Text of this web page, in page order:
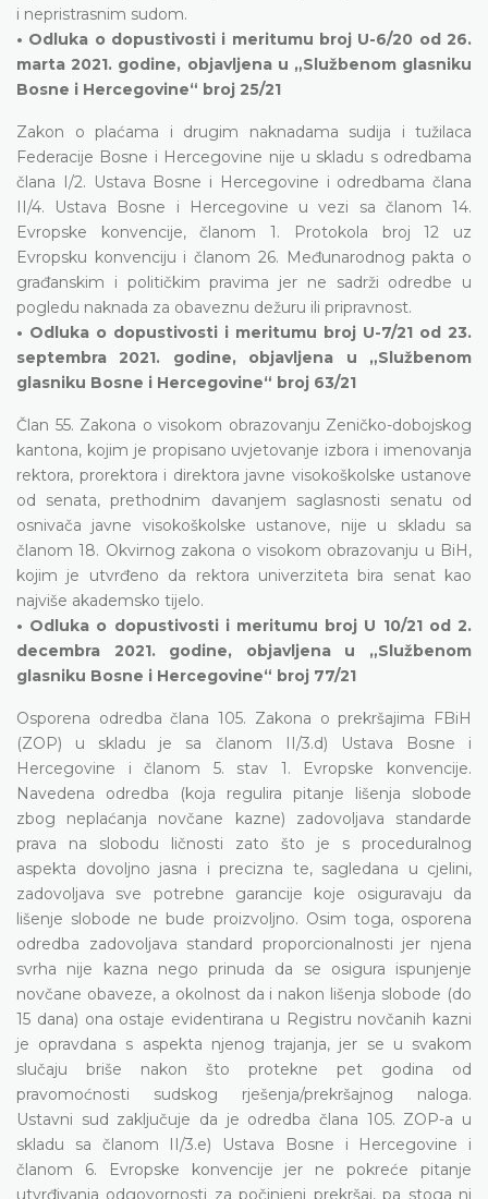
i nepristrasnim sudom.
• Odluka o dopustivosti i meritumu broj U-6/20 od 26.
marta 2021. godine, objavljena u „Službenom glasniku
Bosne i Hercegovine“ broj 25/21
Zakon o plaćama i drugim naknadama sudija i tužilaca
Federacije Bosne i Hercegovine nije u skladu s odredbama
člana I/2. Ustava Bosne i Hercegovine i odredbama člana
II/4. Ustava Bosne i Hercegovine u vezi sa članom 14.
Evropske konvencije, članom 1. Protokola broj 12 uz
Evropsku konvenciju i članom 26. Međunarodnog pakta o
građanskim i političkim pravima jer ne sadrži odredbe u
pogledu naknada za obaveznu dežuru ili pripravnost.
• Odluka o dopustivosti i meritumu broj U-7/21 od 23.
septembra 2021. godine, objavljena u „Službenom
glasniku Bosne i Hercegovine“ broj 63/21
Član 55. Zakona o visokom obrazovanju Zeničko-dobojskog
kantona, kojim je propisano uvjetovanje izbora i imenovanja
rektora, prorektora i direktora javne visokoškolske ustanove
od senata, prethodnim davanjem saglasnosti senatu od
osnivača javne visokoškolske ustanove, nije u skladu sa
članom 18. Okvirnog zakona o visokom obrazovanju u BiH,
kojim je utvrđeno da rektora univerziteta bira senat kao
najviše akademsko tijelo.
• Odluka o dopustivosti i meritumu broj U 10/21 od 2.
decembra 2021. godine, objavljena u „Službenom
glasniku Bosne i Hercegovine“ broj 77/21
Osporena odredba člana 105. Zakona o prekršajima FBiH
(ZOP) u skladu je sa članom II/3.d) Ustava Bosne i
Hercegovine i članom 5. stav 1. Evropske konvencije.
Navedena odredba (koja regulira pitanje lišenja slobode
zbog neplaćanja novčane kazne) zadovoljava standarde
prava na slobodu ličnosti zato što je s proceduralnog
aspekta dovoljno jasna i precizna te, sagledana u cjelini,
zadovoljava sve potrebne garancije koje osiguravaju da
lišenje slobode ne bude proizvoljno. Osim toga, osporena
odredba zadovoljava standard proporcionalnosti jer njena
svrha nije kazna nego prinuda da se osigura ispunjenje
novčane obaveze, a okolnost da i nakon lišenja slobode (do
15 dana) ona ostaje evidentirana u Registru novčanih kazni
je opravdana s aspekta njenog trajanja, jer se u svakom
slučaju briše nakon što protekne pet godina od
pravomoćnosti sudskog rješenja/prekršajnog naloga.
Ustavni sud zaključuje da je odredba člana 105. ZOP-a u
skladu sa članom II/3.e) Ustava Bosne i Hercegovine i
članom 6. Evropske konvencije jer ne pokreće pitanje
utvrđivanja odgovornosti za počinjeni prekršaj, pa stoga ni